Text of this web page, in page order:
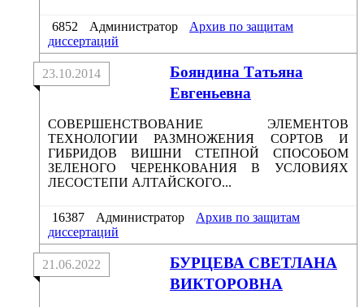
6852 Администратор
Архив по защитам
диссертаций
Бояндина Татьяна
Евгеньевна
23.10.2014
СОВЕРШЕНСТВОВАНИЕ ЭЛЕМЕНТОВ
ТЕХНОЛОГИИ РАЗМНОЖЕНИЯ СОРТОВ И
ГИБРИДОВ ВИШНИ СТЕПНОЙ СПОСОБОМ
ЗЕЛЕНОГО ЧЕРЕНКОВАНИЯ В УСЛОВИЯХ
ЛЕСОСТЕПИ АЛТАЙСКОГО...
16387 Администратор
Архив по защитам
диссертаций
БУРЦЕВА СВЕТЛАНА
ВИКТОРОВНА
21.06.2022